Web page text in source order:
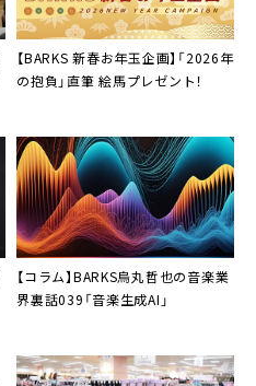
【BARKS 新春お年玉企画】「2026年
の抱負」直筆 絵馬プレゼント！
【コラム】BARKS烏丸哲也の音楽業
界裏話039「音楽生成AI」